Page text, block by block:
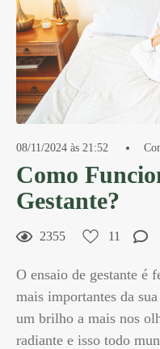
08/11/2024 às 21:52
Como
Gestante?
2355 11
O ensaio de gestante é
mais importantes da
um brilho a mais nos
radiante e isso todo